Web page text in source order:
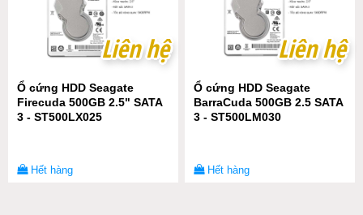
Liên hệ
Liên hệ
Ổ cứng HDD Seagate
Firecuda 500GB 2.5" SATA
3 - ST500LX025
Hết hàng
Liên hệ
Liên hệ
Ổ cứng HDD Seagate
BarraCuda 500GB 2.5 SATA
3 - ST500LM030
Hết hàng